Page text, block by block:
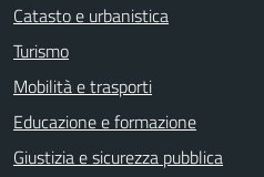
Catasto e urbanistica
Turismo
Mobilità e trasporti
Educazione e formazione
Giustizia e sicurezza pubblica